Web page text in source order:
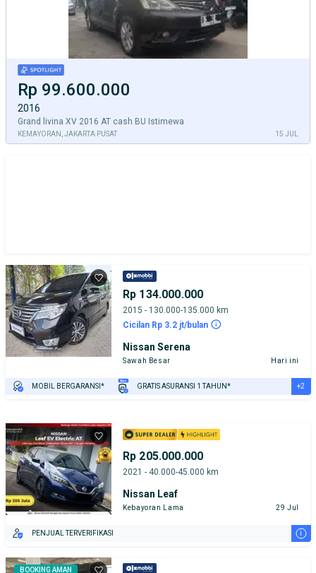
Rp 99.600.000
2016
Grand livina XV 2016 AT cash BU Istimewa
KEMAYORAN, JAKARTA PUSAT 15 JUL
Rp 134.000.000
2015 - 130.000-135.000 km
Cicilan Rp 3.2 jt/bulan
Nissan Serena
Sawah Besar Hari ini
MOBIL BERGARANSI* GRATIS ASURANSI 1 TAHUN* +2
Rp 205.000.000
2021 - 40.000-45.000 km
Nissan Leaf
Kebayoran Lama 29 Jul
PENJUAL TERVERIFIKASI i
BOOKING AMAN